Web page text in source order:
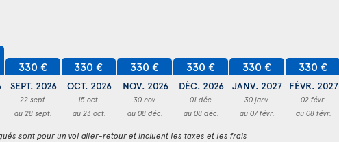
330 €
SEPT. 2026
22 sept.
au 28 sept.
330 €
OCT. 2026
15 oct.
au 23 oct.
330 €
NOV. 2026
30 nov.
au 08 déc.
330 €
DÉC. 2026
01 déc.
au 08 déc.
330 €
JANV. 2027
30 janv.
au 07 févr.
330 €
FÉVR. 2027
02 févr.
au 08 févr.
sont pour un vol aller-retour et incluent les taxes et les frais